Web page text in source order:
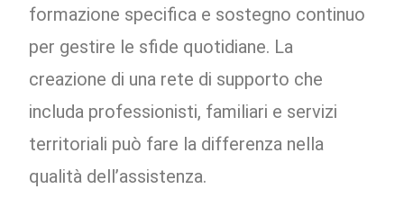
formazione specifica e sostegno continuo
per gestire le sfide quotidiane. La
creazione di una rete di supporto che
includa professionisti, familiari e servizi
territoriali può fare la differenza nella
qualità dell’assistenza.